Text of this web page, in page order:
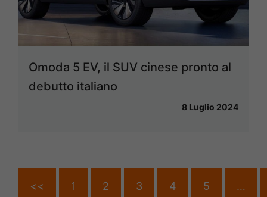
Omoda 5 EV, il SUV cinese pronto al
debutto italiano
8 Luglio 2024
<< 1 2 3 4 5 …